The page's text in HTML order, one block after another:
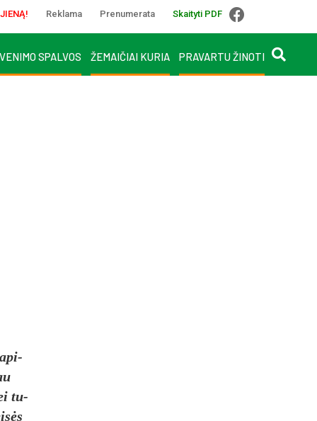
Reklama Prenumerata Skaityti PDF
SPALVOS ŽEMAIČIAI KURIA PRAVARTU ŽINOTI
api­
tu­